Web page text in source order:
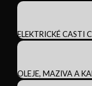
ELEKTRICKÉ CASTI
OLEJE, MAZIVA A